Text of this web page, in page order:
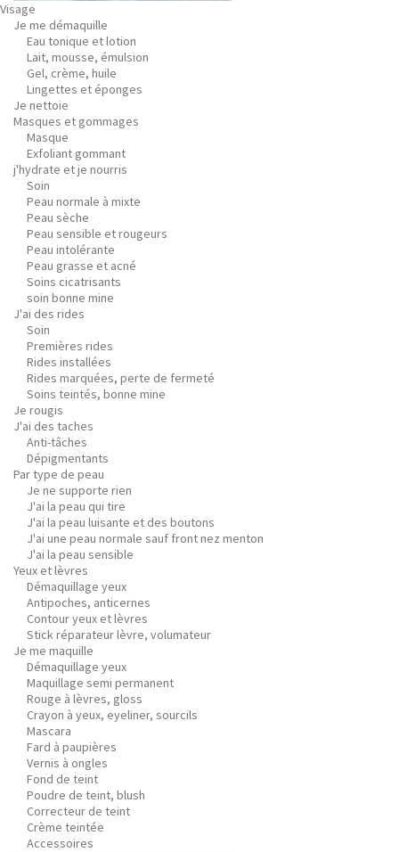
Visage
Je me démaquille
Eau tonique et lotion
Lait, mousse, émulsion
Gel, crème, huile
Lingettes et éponges
Je nettoie
Masques et gommages
Masque
Exfoliant gommant
j'hydrate et je nourris
Soin
Peau normale à mixte
Peau sèche
Peau sensible et rougeurs
Peau intolérante
Peau grasse et acné
Soins cicatrisants
soin bonne mine
J'ai des rides
Soin
Premières rides
Rides installées
Rides marquées, perte de fermeté
Soins teintés, bonne mine
Je rougis
J'ai des taches
Anti-tâches
Dépigmentants
Par type de peau
Je ne supporte rien
J'ai la peau qui tire
J'ai la peau luisante et des boutons
J'ai une peau normale sauf front nez menton
J'ai la peau sensible
Yeux et lèvres
Démaquillage yeux
Antipoches, anticernes
Contour yeux et lèvres
Stick réparateur lèvre, volumateur
Je me maquille
Démaquillage yeux
Maquillage semi permanent
Rouge à lèvres, gloss
Crayon à yeux, eyeliner, sourcils
Mascara
Fard à paupières
Vernis à ongles
Fond de teint
Poudre de teint, blush
Correcteur de teint
Crème teintée
Accessoires